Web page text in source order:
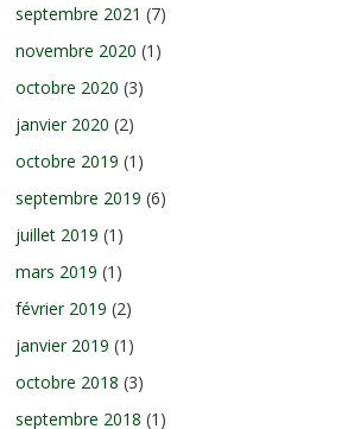
septembre 2021 (7)
novembre 2020 (1)
octobre 2020 (3)
janvier 2020 (2)
octobre 2019 (1)
septembre 2019 (6)
juillet 2019 (1)
mars 2019 (1)
février 2019 (2)
janvier 2019 (1)
octobre 2018 (3)
septembre 2018 (1)